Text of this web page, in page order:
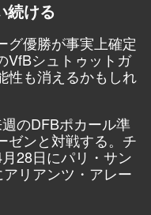
続ける
グ優勝が事実上確定
VfBシュトゥットガ
性も消えるかもしれ
のDFBポカール準
ゼンと対戦する。チ
28日にパリ・サン
リアンツ・アレー